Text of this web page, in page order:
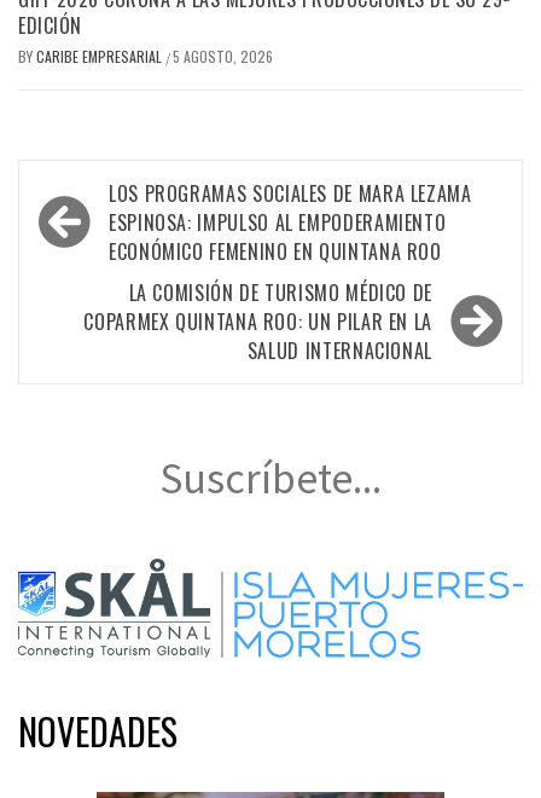
EDICIÓN
BYCARIBE EMPRESARIAL /5 AGOSTO, 2026
Navegación
de
entradas
LOS PROGRAMAS SOCIALES DE MARA LEZAMA
ESPINOSA: IMPULSO AL EMPODERAMIENTO
ECONÓMICO FEMENINO EN QUINTANA ROO
LA COMISIÓN DE TURISMO MÉDICO DE
COPARMEX QUINTANA ROO: UN PILAR EN LA
SALUD INTERNACIONAL
Suscríbete...
NOVEDADES